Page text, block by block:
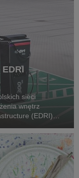
sieci
wnętrz
(EDRI)
pr...